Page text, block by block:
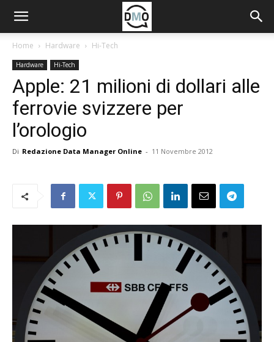
Home Hardware Hi-Tech
Hardware Hi-Tech
Apple: 21 milioni di dollari alle
ferrovie svizzere per
l’orologio
Di Redazione Data Manager Online - 11 Novembre 2012